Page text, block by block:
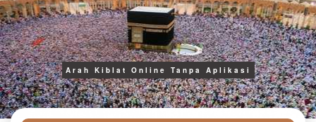
Arah Kiblat Online Tanpa Aplikasi